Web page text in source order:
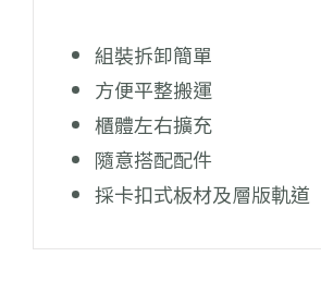
組裝拆卸簡單
方便平整搬運
櫃體左右擴充
隨意搭配配件
採卡扣式板材及層版軌道